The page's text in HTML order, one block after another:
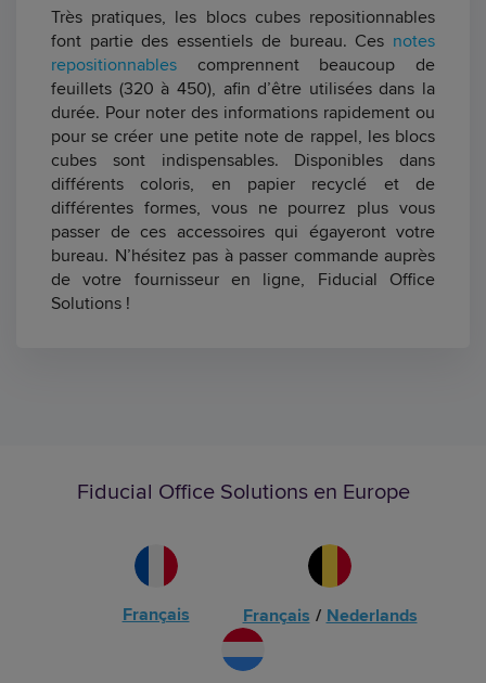
Très pratiques, les blocs cubes repositionnables
font partie des essentiels de bureau. Ces notes
repositionnables comprennent beaucoup de
feuillets (320 à 450), afin d’être utilisées dans la
durée. Pour noter des informations rapidement ou
pour se créer une petite note de rappel, les blocs
cubes sont indispensables. Disponibles dans
différents coloris, en papier recyclé et de
différentes formes, vous ne pourrez plus vous
passer de ces accessoires qui égayeront votre
bureau. N’hésitez pas à passer commande auprès
de votre fournisseur en ligne, Fiducial Office
Solutions !
Fiducial Office Solutions en Europe
Français Français / Nederlands